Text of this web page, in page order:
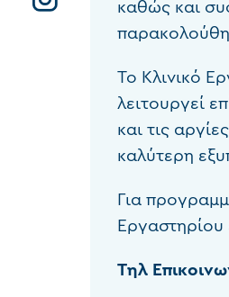
καθώς και
Το Κλινικό
λειτουργεί
και τις
καλύτερη
Για
Τηλ